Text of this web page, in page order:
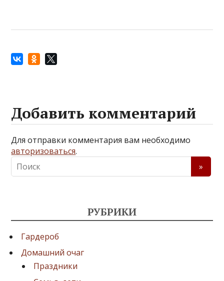
Добавить комментарий
Для отправки комментария вам необходимо
авторизоваться.
РУБРИКИ
Гардероб
Домашний очаг
Праздники